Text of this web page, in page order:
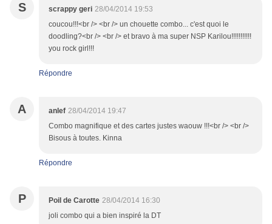
S scrappy geri 28/04/2014 19:53
coucou!!!<br /> <br /> un chouette combo... c'est quoi le
doodling?<br /> <br /> et bravo à ma super NSP Karilou!!!!!!!!!!!
you rock girl!!!
Répondre
A anlef 28/04/2014 19:47
Combo magnifique et des cartes justes waouw !!!<br /> <br />
Bisous à toutes. Kinna
Répondre
P Poil de Carotte 28/04/2014 16:30
joli combo qui a bien inspiré la DT